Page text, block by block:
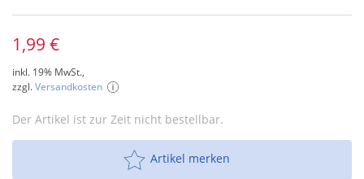
1,99 €
inkl. 19% MwSt.,
zzgl.Versandkosten
Der Artikel ist zur Zeit nicht bestellbar.
Artikel merken